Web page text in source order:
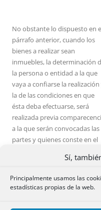
Sí,
Principalmente usamos las
estadísticas propias de la web.
No obstante lo dispuesto en
párrafo anterior, cuando los
bienes a realizar sean
inmuebles, la determinación
la persona o entidad a la que
vaya a confiarse la realización
la de las condiciones en que
ésta deba efectuarse, será
realizada previa
a la que serán convocadas las
partes y quienes conste en el
interesados. El Secretario
decreto lo que estime